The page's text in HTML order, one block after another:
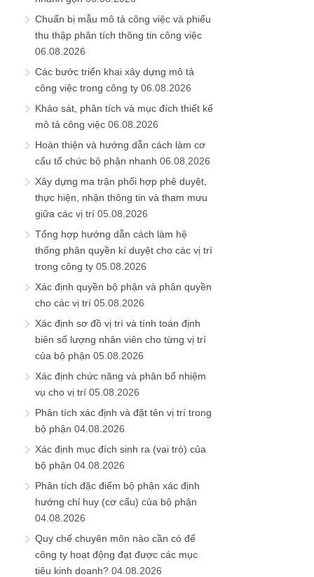
Chuẩn bị mẫu mô tả công việc và phiếu
thu thập phân tích thông tin công việc
06.08.2026
Các bước triển khai xây dựng mô tả
công việc trong công ty 06.08.2026
Khảo sát, phân tích và mục đích thiết kế
mô tả công việc 06.08.2026
Hoàn thiện và hướng dẫn cách làm cơ
cấu tổ chức bộ phận nhanh 06.08.2026
Xây dựng ma trận phối hợp phê duyệt,
thực hiện, nhận thông tin và tham mưu
giữa các vị trí 05.08.2026
Tổng hợp hướng dẫn cách làm hệ
thống phân quyền kí duyệt cho các vị trí
trong công ty 05.08.2026
Xác định quyền bộ phận và phân quyền
cho các vị trí 05.08.2026
Xác định sơ đồ vị trí và tính toán định
biên số lượng nhân viên cho từng vị trí
của bộ phận 05.08.2026
Xác định chức năng và phân bổ nhiệm
vụ cho vị trí 05.08.2026
Phân tích xác định và đặt tên vị trí trong
bộ phận 04.08.2026
Xác định mục đích sinh ra (vai trò) của
bộ phận 04.08.2026
Phân tích đặc điểm bộ phận xác định
hướng chỉ huy (cơ cấu) của bộ phận
04.08.2026
Quy chế chuyên môn nào cần có để
công ty hoạt động đạt được các mục
tiêu kinh doanh? 04.08.2026